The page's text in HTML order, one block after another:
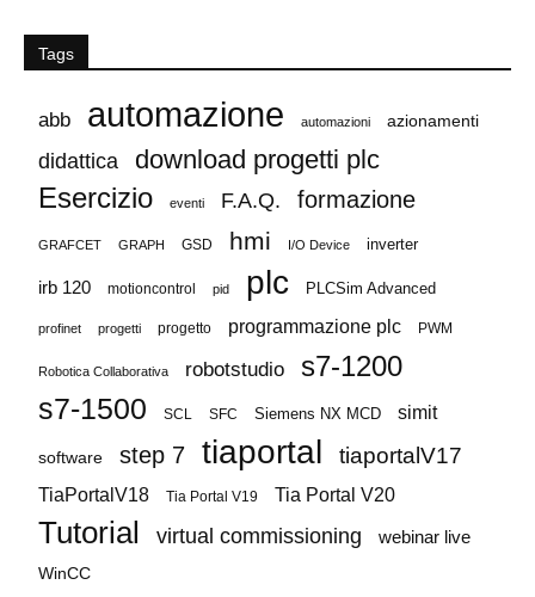
Tags
abb automazione automazioni azionamenti
didattica download progetti plc
Esercizio eventi F.A.Q. formazione
GRAFCET GRAPH GSD hmi I/O Device inverter
irb 120 motioncontrol pid plc PLCSim Advanced
profinet progetti progetto programmazione plc PWM
Robotica Collaborativa robotstudio
s7-1200
s7-1500
SCL SFC Siemens NX MCD simit
software step 7 tiaportal tiaportalV17
TiaPortalV18 Tia Portal V19 Tia Portal V20
Tutorial virtual commissioning webinar live
WinCC